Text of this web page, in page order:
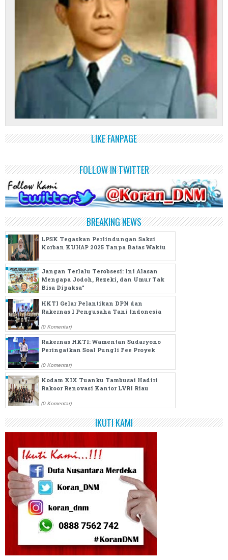
LIKE FANPAGE
FOLLOW IN TWITTER
BREAKING NEWS
LPSK Tegaskan Perlindungan Saksi
Korban KUHAP 2025 Tanpa Batas Waktu
(0 Komentar)
Jangan Terlalu Terobsesi: Ini Alasan
Mengapa Jodoh, Rezeki, dan Umur Tak
Bisa Dipaksa"
(0 Komentar) HKTI Gelar Pelantikan DPN dan
Rakernas I Pengusaha Tani Indonesia
(0 Komentar)
Rakernas HKTI: Wamentan Sudaryono
Peringatkan Soal Pungli Fee Proyek
(0 Komentar)
Kodam XIX Tuanku Tambusai Hadiri
Rakoor Renovasi Kantor LVRI Riau
(0 Komentar)
IKUTI KAMI